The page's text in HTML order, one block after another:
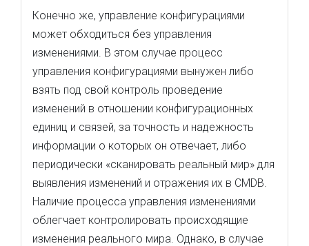
Конечно же, управление конфигурациями
может обходиться без управления
изменениями. В этом случае процесс
управления конфигурациями вынужен либо
взять под свой контроль проведение
изменений в отношении конфигурационных
единиц и связей, за точность и надежность
информации о которых он отвечает, либо
периодически «сканировать реальный мир» для
выявления изменений и отражения их в CMDB.
Наличие процесса управления изменениями
облегчает контролировать происходящие
изменения реального мира. Однако, в случае